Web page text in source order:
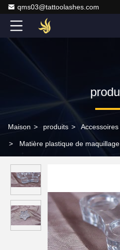
qms03@tattoolashes.com
Maison > produits >
> Matière plastique de